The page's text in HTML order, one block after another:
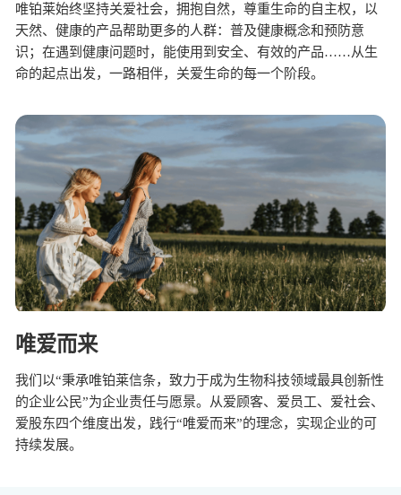
唯铂莱始终坚持关爱社会，拥抱自然，尊重生命的自主权，以
天然、健康的产品帮助更多的人群：普及健康概念和预防意
识；在遇到健康问题时，能使用到安全、有效的产品……从生
命的起点出发，一路相伴，关爱生命的每一个阶段。
唯爱而来
我们以“秉承唯铂莱信条，致力于成为生物科技领域最具创新性
的企业公民”为企业责任与愿景。从爱顾客、爱员工、爱社会、
爱股东四个维度出发，践行“唯爱而来”的理念，实现企业的可
持续发展。